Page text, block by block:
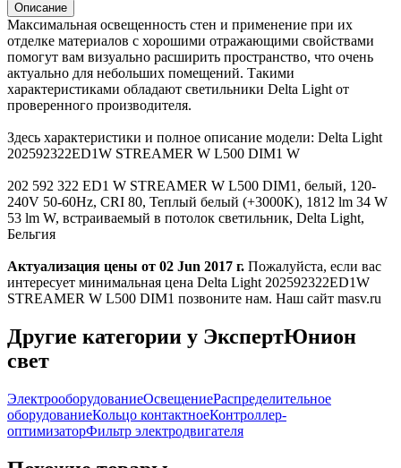
Описание
Максимальная освещенность стен и применение при их
отделке материалов с хорошими отражающими свойствами
помогут вам визуально расширить пространство, что очень
актуально для небольших помещений. Такими
характеристиками обладают светильники Delta Light от
проверенного производителя.
Здесь характеристики и полное описание модели: Delta Light
202592322ED1W STREAMER W L500 DIM1 W
202 592 322 ED1 W STREAMER W L500 DIM1, белый, 120-
240V 50-60Hz, CRI 80, Теплый белый (+3000K), 1812 lm 34 W
53 lm W, встраиваемый в потолок светильник, Delta Light,
Бельгия
Актуализация цены от 02 Jun 2017 г. Пожалуйста, если вас
интересует минимальная цена Delta Light 202592322ED1W
STREAMER W L500 DIM1 позвоните нам. Наш сайт masv.ru
Другие категории у ЭкспертЮнион
свет
ЭлектрооборудованиеОсвещениеРаспределительное
оборудованиеКольцо контактноеКонтроллер-
оптимизаторФильтр электродвигателя